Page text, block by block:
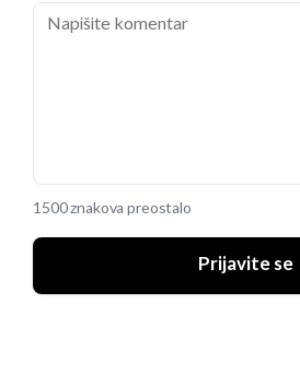
1500 znakova preostalo
Prijavite se